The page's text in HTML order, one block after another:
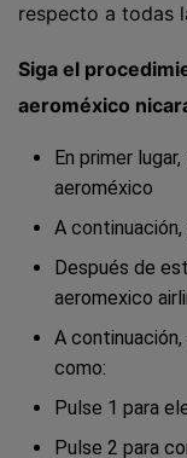
respecto a todas
Siga el
aeroméxico
En primer
aeroméxico
A
Después de
aeromexico
A
como:
Pulse 1 para
Pulse 2 para